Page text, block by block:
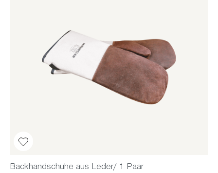
Backhandschuhe aus Leder/ 1 Paar